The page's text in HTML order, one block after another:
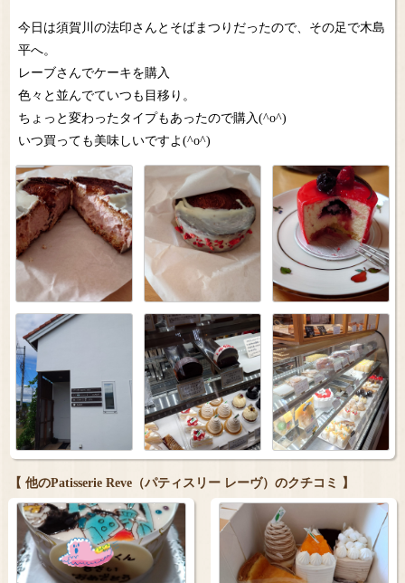
今日は須賀川の法印さんとそばまつりだったので、その足で木島
平へ。
レーブさんでケーキを購入
色々と並んでていつも目移り。
ちょっと変わったタイプもあったので購入(^o^)
いつ買っても美味しいですよ(^o^)
【 他のPatisserie Reve（パティスリー レーヴ）のクチコミ 】